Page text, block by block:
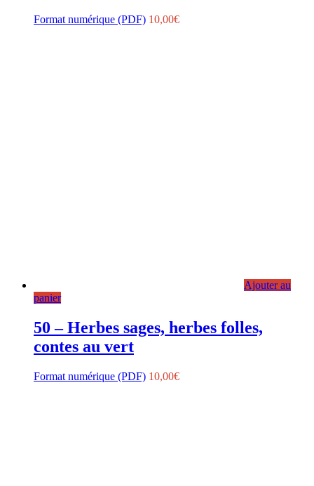
Format numérique (PDF) 10,00€
Ajouter au
panier
50 – Herbes sages, herbes folles,
contes au vert
Format numérique (PDF) 10,00€